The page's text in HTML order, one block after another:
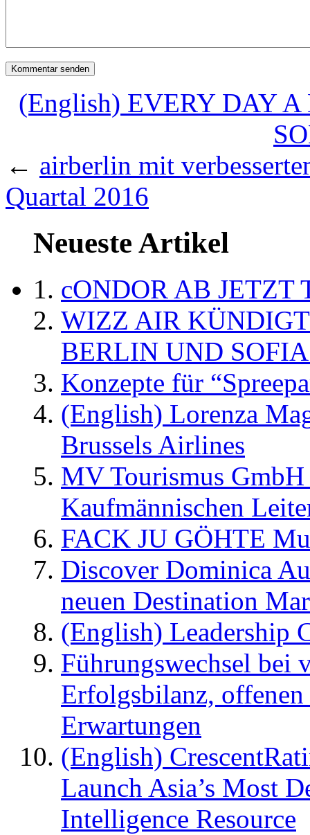
(English) EVERY DAY
← airberlin mit
Quartal 2016
Neueste Artikel
cONDOR AB
WIZZ AIR
BERLIN UND
Konzepte für
(English) Lorenza
Brussels Airlines
MV Tourismus
Kaufmännischen
FACK JU GÖHTE
Discover Dominica
neuen Destination
(English) Leadership
Führungswechsel bei
Erfolgsbilanz,
Erwartungen
(English)
Launch Asia’s Most
Intelligence Resource